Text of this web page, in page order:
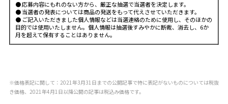
● 応募内容にもれのない方から、厳正な抽選で当選者を決定します。
● 当選者の発表については商品の発送をもって代えさせていただきます。
● ご記入いただきました個人情報などは当選連絡のために使用し、そのほかの
目的では使用いたしません。個人情報は抽選後すみやかに断裁、消去し、6か
月を超えて保有することはありません。
※価格表記に関して：2021年3月31日までの公開記事で特に表記がないものについては税抜
き価格、2021年4月1日以降公開の記事は税込み価格です。